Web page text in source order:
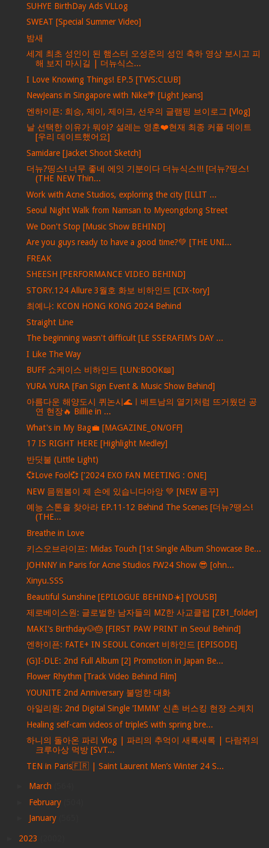
SUHYE BirthDay Ads VLLog
SWEAT [Special Summer Video]
밤새
세계 최초 성인이 된 햄스터 오성준의 성인 축하 영상 보시고 피
해 보지 마시길 | 더뉴식스...
I Love Knowing Things! EP.5 [TWS:CLUB]
NewJeans in Singapore with Nike🌴 [Light Jeans]
엔하이픈: 희승, 제이, 제이크, 선우의 글램핑 브이로그 [Vlog]
날 선택한 이유가 뭐야? 설레는 영훈❤️현재 최종 커플 데이트
[우리 데이트했어요]
Samidare [Jacket Shoot Sketch]
더뉴?띵스! 너무 좋네 에잇 기분이다 더뉴식스!!! [더뉴?띵스!
(THE NEW Thin...
Work with Acne Studios, exploring the city [ILLIT ...
Seoul Night Walk from Namsan to Myeongdong Street
We Don't Stop [Music Show BEHIND]
Are you guys ready to have a good time?💚 [THE UNI...
FREAK
SHEESH [PERFORMANCE VIDEO BEHIND]
STORY.124 Allure 3월호 화보 비하인드 [CIX-tory]
최예나: KCON HONG KONG 2024 Behind
Straight Line
The beginning wasn't difficult [LE SSERAFIM’s DAY ...
I Like The Way
BUFF 쇼케이스 비하인드 [LUN:BOOK📖]
YURA YURA [Fan Sign Event & Music Show Behind]
아름다운 해양도시 퀴논시🌊ㅣ베트남의 열기처럼 뜨거웠던 공
연 현장🔥 Billlie in ...
What's in My Bag💼 [MAGAZINE_ON/OFF]
17 IS RIGHT HERE [Highlight Medley]
반딧불 (Little Light)
💞Love Fool💞 ['2024 EXO FAN MEETING : ONE]
NEW 믐뭔봄이 제 손에 있습니다아앙 💚 [NEW 믐꾸]
예능 스톤을 찾아라 EP.11-12 Behind The Scenes [더뉴?땡스!
(THE...
Breathe in Love
키스오브라이프: Midas Touch [1st Single Album Showcase Be...
JOHNNY in Paris for Acne Studios FW24 Show 😎 [ohn...
Xinyu.SSS
Beautiful Sunshine [EPILOGUE BEHIND☀️] [YOUSB]
제로베이스원: 글로벌한 남자들의 MZ한 사교클럽 [ZB1_folder]
MAKI's Birthday🐶🎂 [FIRST PAW PRINT in Seoul Behind]
엔하이픈: FATE+ IN SEOUL Concert 비하인드 [EPISODE]
(G)I-DLE: 2nd Full Album [2] Promotion in Japan Be...
Flower Rhythm [Track Video Behind Film]
YOUNITE 2nd Anniversary 불멍한 대화
아일리원: 2nd Digital Single 'IMMM' 신촌 버스킹 현장 스케치
Healing self-cam videos of tripleS with spring bre...
하니의 돌아온 파리 Vlog | 파리의 추억이 새록새록 | 다람쥐의
크루아상 먹방 [SVT...
TEN in Paris🇫🇷 | Saint Laurent Men’s Winter 24 S...
March
February
January
2023